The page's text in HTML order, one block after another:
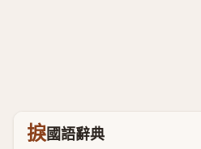
捩國語辭典